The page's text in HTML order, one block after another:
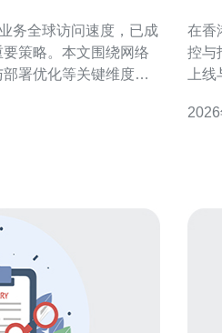
务全球访问速度，已成
策略。本文围绕网络
署优化等关键维度，
在香
控与
上
思路